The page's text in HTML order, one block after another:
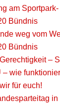
am
Bündnis
weg vom
Bündnis
–
– wie
für euch!
in